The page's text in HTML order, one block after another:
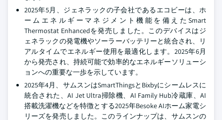
2025年5月、ジェネラックの子会社であるエコビーは、ホ
ームエネルギーマネジメント機能を備えたSmart
Thermostat Enhancedを発売しました。このデバイスはジ
ェネラックの発電機やソーラーバッテリーと統合され、リ
アルタイムでエネルギー使用を最適化します。2025年6月
から発売され、持続可能で効率的なエネルギーソリューシ
ョンへの重要な一歩を示しています。
2025年4月、サムスンはSmartThingsとBixbyにシームレスに
統合された、AI Jet Ultra掃除機、AI Family Hub冷蔵庫、AI
搭載洗濯機などを特徴とする2025年Besoke AIホーム家電シ
リーズを発売しました。このラインナップは、サムスンの